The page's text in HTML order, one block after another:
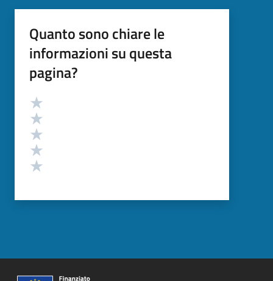
Quanto sono chiare le
informazioni su questa
pagina?
Valutazione